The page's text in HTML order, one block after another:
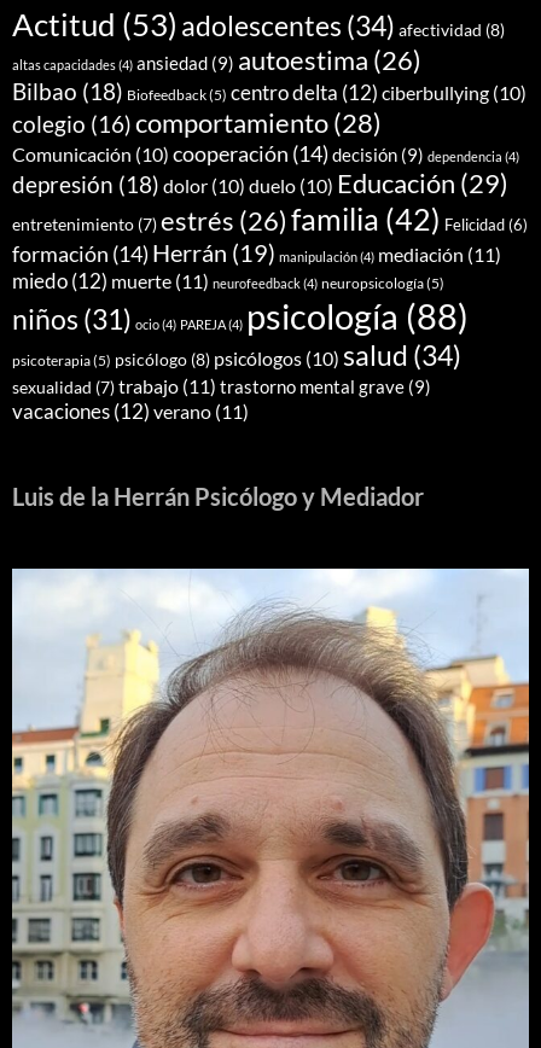
Actitud (53) adolescentes (34) afectividad (8)
altas capacidades(4) ansiedad (9) autoestima (26)
Bilbao (18) Biofeedback(5) centro delta (12) ciberbullying (10)
colegio (16)comportamiento(28)
Comunicación (10) cooperación (14) decisión (9) dependencia (4)
depresión (18) dolor (10) duelo (10) Educación (29)
entretenimiento (7)estrés (26)familia (42) Felicidad(6)
formación (14) Herrán (19) manipulación(4) mediación (11)
miedo(12) muerte (11) neurofeedback(4) neuropsicología(5)
niños (31) ocio(4) PAREJA(4) psicología (88)
psicoterapia(5) psicólogo (8) psicólogos (10) salud (34)
sexualidad (7)trabajo (11) trastorno mental grave (9)
vacaciones(12) verano (11)
Luis de la Herrán Psicólogo y Mediador